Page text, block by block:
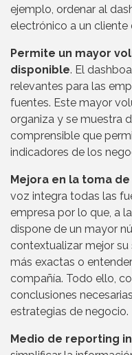
ejemplo, ordenar al
electrónico a un cliente
Permite un mayor
disponible. El
relevantes para las
fuentes. Este mayor
organiza y se muestra
comprensible que
indicadores de los
Mejora en la toma
voz integra todas las
empresa por lo que, a
dispone de un mayor
contextualizar mejor
más exactas o
compañía. Todo ello,
conclusiones
estrategias de negocio.
Medio de reporting